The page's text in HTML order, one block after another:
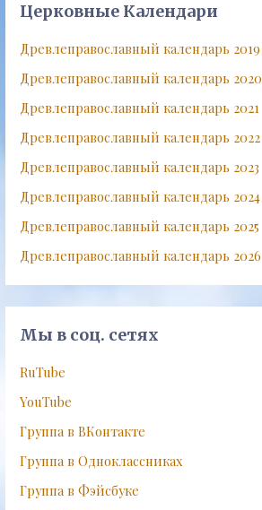
Церковные Календари
Древлеправославный календарь 2019
Древлеправославный календарь 2020
Древлеправославный календарь 2021
Древлеправославный календарь 2022
Древлеправославный календарь 2023
Древлеправославный календарь 2024
Древлеправославный календарь 2025
Древлеправославный календарь 2026
Мы в соц. сетях
RuTube
YouTube
Группа в ВКонтакте
Группа в Одноклассниках
Группа в Фэйсбуке